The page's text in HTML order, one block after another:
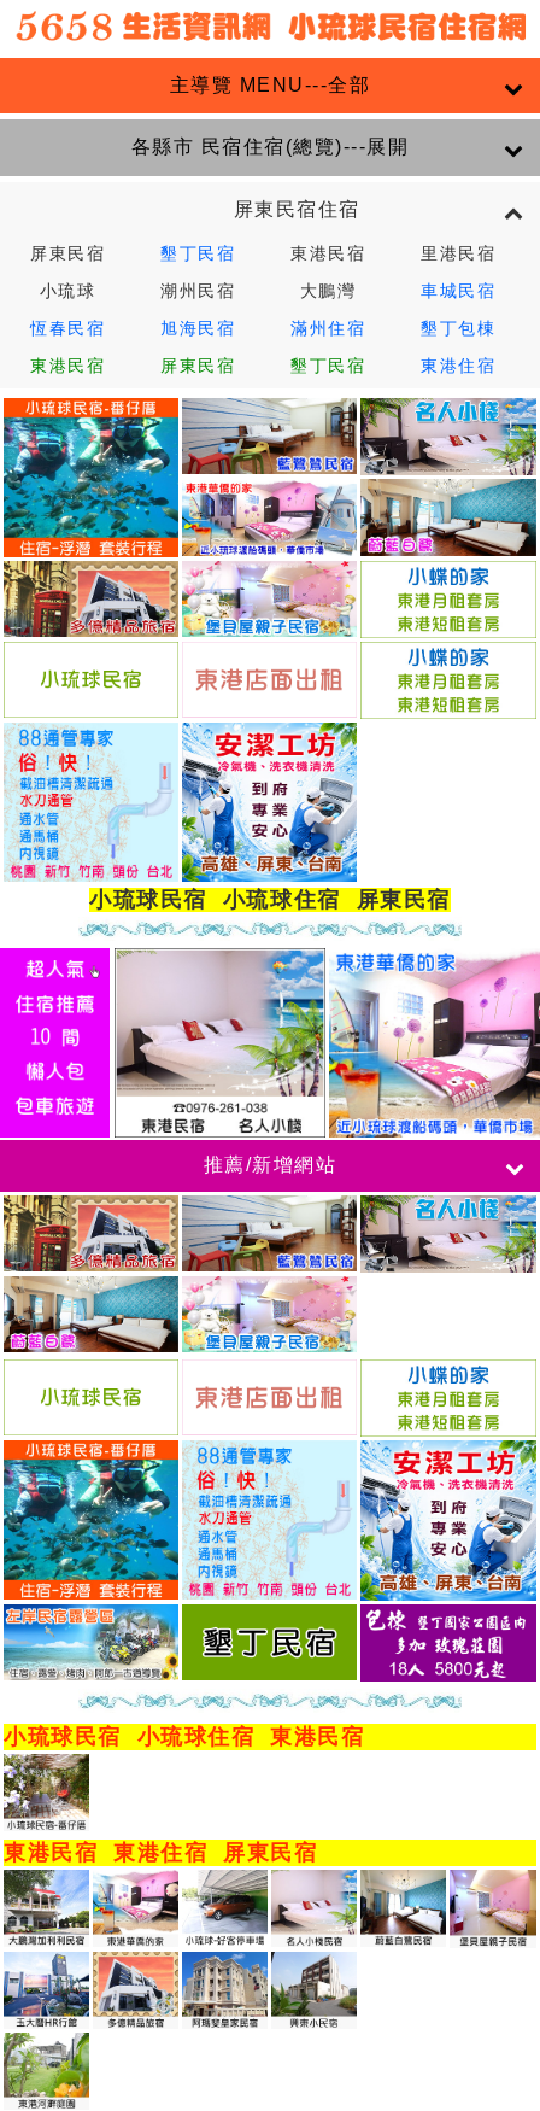
主導覽 MENU---全部
各縣市 民宿住宿(總覽)---展開
屏東民宿住宿
屏東民宿 墾丁民宿 東港民宿 里港民宿
小琉球 潮州民宿 大鵬灣 車城民宿
恆春民宿 旭海民宿 滿州住宿 墾丁包棟
東港民宿 屏東民宿 墾丁民宿 東港住宿
小琉球民宿 小琉球住宿 屏東民宿
推薦/新增網站
小琉球民宿 小琉球住宿 東港民宿
東港民宿 東港住宿 屏東民宿